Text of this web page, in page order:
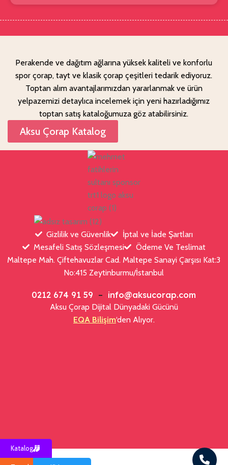
Katalog
Perakende ve dağıtım ağlarına yüksek kaliteli ve konforlu
spor çorap, tayt ve klasik çorap çeşitleri tedarik ediyoruz.
Toptan alım avantajlarımızdan yararlanmak ve ürün
yelpazemizi detaylıca incelemek için yeni hazırladığımız
toptan satış kataloğumuza göz atabilirsiniz.
Aksu Çorap Katalog
Gizlilik ve Güvenlik
İptal ve İade Şartları
Mesafeli Satış Sözleşmesi
Ödeme Ve Teslimat
Maltepe Mah. Çiftehavuzlar Cad. Maltepe Sanayi Çarşısı Kat:3
No:415 Zeytinburmu/İstanbul
0212 674 91 59 – info@aksucorap.com
Aksu Çorap Dijital Dünyadaki Gücünü
EQA Bilişim‘den Alıyor.